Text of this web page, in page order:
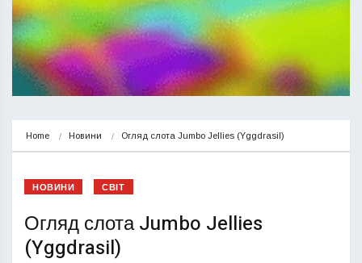
Home Новини Огляд слота Jumbo Jellies (Yggdrasil)
НОВИНИ СВІТ
Огляд слота Jumbo Jellies
(Yggdrasil)